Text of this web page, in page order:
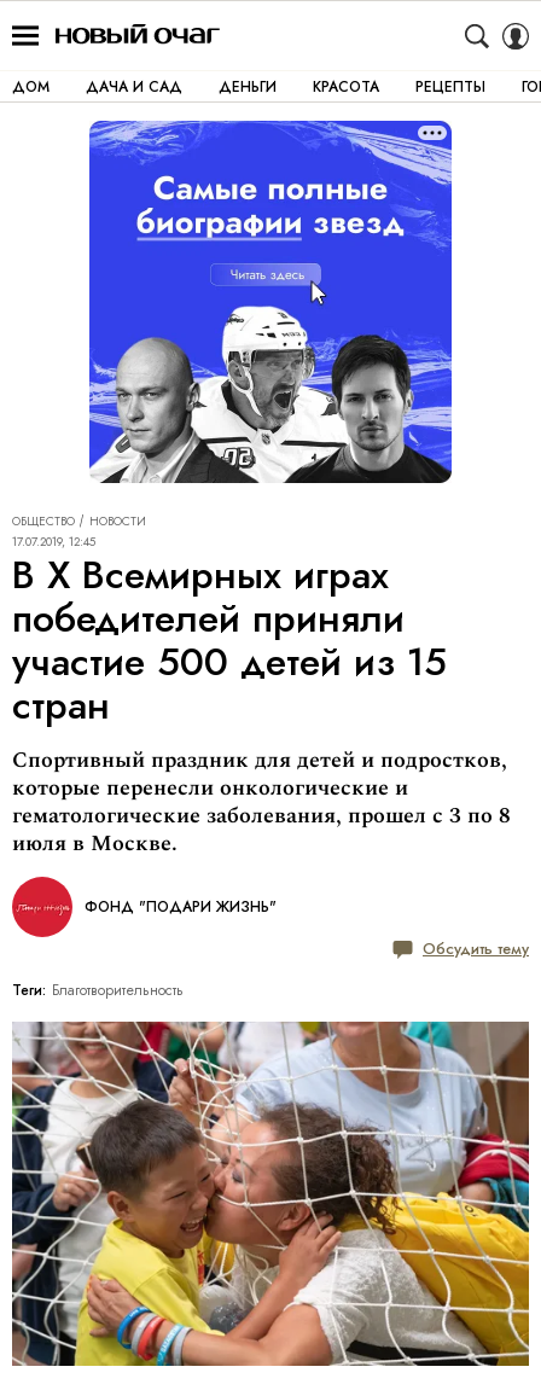
ДОМ ДАЧА И САД ДЕНЬГИ КРАСОТА РЕЦЕПТЫ
ОБЩЕСТВО
НОВОСТИ
17.07.2019, 12:45
В X Всемирных играх
победителей приняли
участие 500 детей из 15
стран
Спортивный праздник для детей и подростков,
которые перенесли онкологические и
гематологические заболевания, прошел с 3 по 8
июля в Москве.
ФОНД "ПОДАРИ ЖИЗНЬ"
Обсудить тему
Теги: Благотворительность